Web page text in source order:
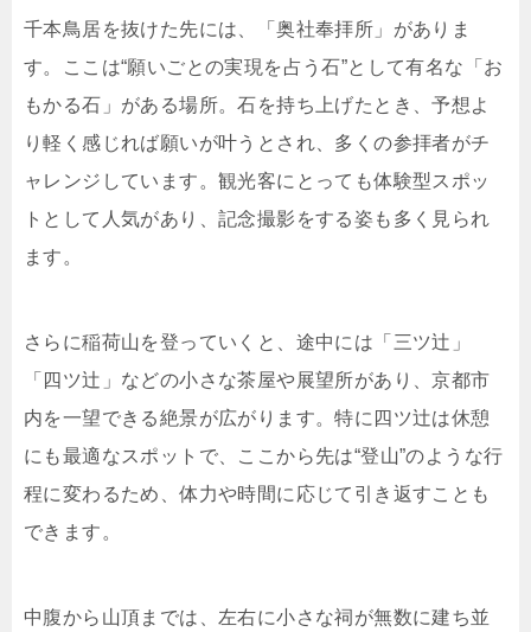
千本鳥居を抜けた先には、「奥社奉拝所」がありま
す。ここは“願いごとの実現を占う石”として有名な「お
もかる石」がある場所。石を持ち上げたとき、予想よ
り軽く感じれば願いが叶うとされ、多くの参拝者がチ
ャレンジしています。観光客にとっても体験型スポッ
トとして人気があり、記念撮影をする姿も多く見られ
ます。
さらに稲荷山を登っていくと、途中には「三ツ辻」
「四ツ辻」などの小さな茶屋や展望所があり、京都市
内を一望できる絶景が広がります。特に四ツ辻は休憩
にも最適なスポットで、ここから先は“登山”のような行
程に変わるため、体力や時間に応じて引き返すことも
できます。
中腹から山頂までは、左右に小さな祠が無数に建ち並